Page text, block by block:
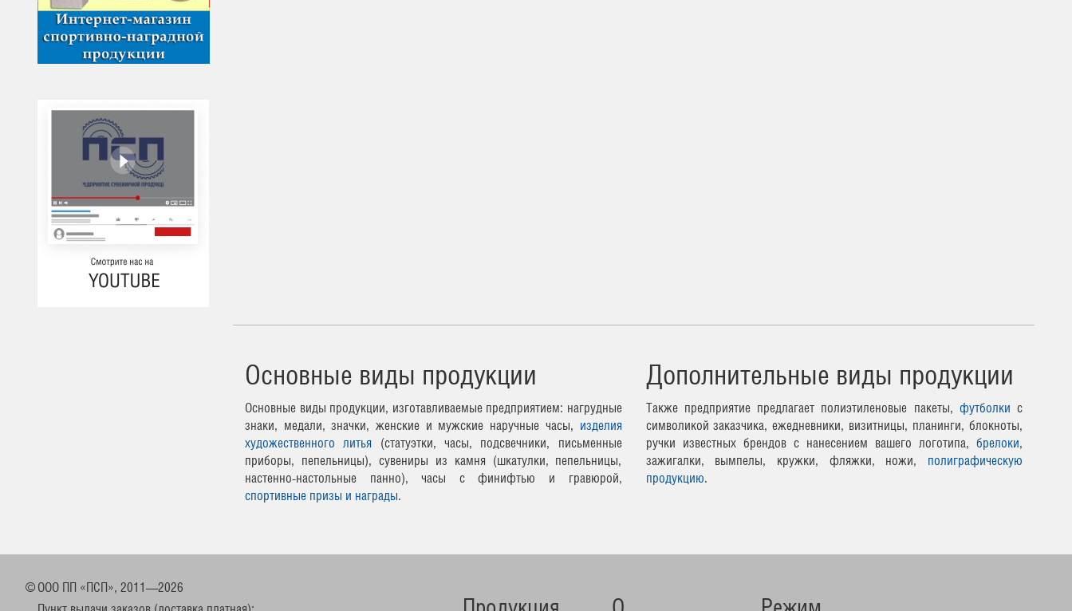
Основные виды продукции
Основные виды продукции, изготавливаемые предприятием: нагрудные
знаки, медали, значки, женские и мужские наручные часы, изделия
художественного литья (статуэтки, часы, подсвечники, письменные
приборы, пепельницы), сувениры из камня (шкатулки, пепельницы,
настенно-настольные панно), часы с финифтью и гравюрой,
спортивные призы и награды.
Дополнительные виды продукции
Также предприятие предлагает полиэтиленовые пакеты, футболки с
символикой заказчика, ежедневники, визитницы, планинги, блокноты,
ручки известных брендов с нанесением вашего логотипа, брелоки,
зажигалки, вымпелы, кружки, фляжки, ножи, полиграфическую
продукцию.
© ООО ПП «ПСП», 2011—2026